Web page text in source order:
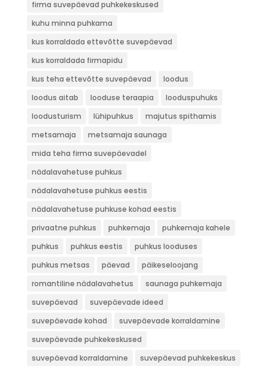
firma suvepäevad puhkekeskused
kuhu minna puhkama
kus korraldada ettevõtte suvepäevad
kus korraldada firmapidu
kus teha ettevõtte suvepäevad
loodus
loodus aitab
looduse teraapia
looduspuhuks
loodusturism
lühipuhkus
majutus spithamis
metsamaja
metsamaja saunaga
mida teha firma suvepäevadel
nädalavahetuse puhkus
nädalavahetuse puhkus eestis
nädalavahetuse puhkuse kohad eestis
privaatne puhkus
puhkemaja
puhkemaja kahele
puhkus
puhkus eestis
puhkus looduses
puhkus metsas
päevad
päikeseloojang
romantiline nädalavahetus
saunaga puhkemaja
suvepäevad
suvepäevade ideed
suvepäevade kohad
suvepäevade korraldamine
suvepäevade puhkekeskused
suvepäevad korraldamine
suvepäevad puhkekeskus